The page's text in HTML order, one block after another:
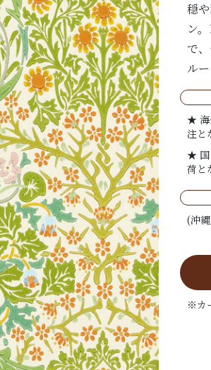
穏
ン
で
ル
★ 海
注と
★ 国
荷と
(沖
※カ